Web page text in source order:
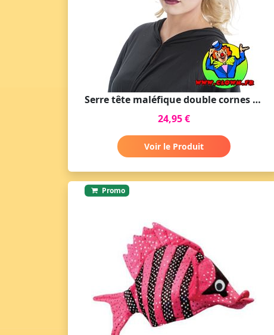
Serre tête maléfique double cornes argent
24,95 €
Voir le Produit
Promo